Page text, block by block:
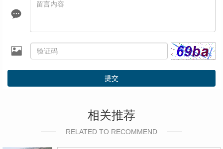
提交
相关推荐
RELATED TO RECOMMEND